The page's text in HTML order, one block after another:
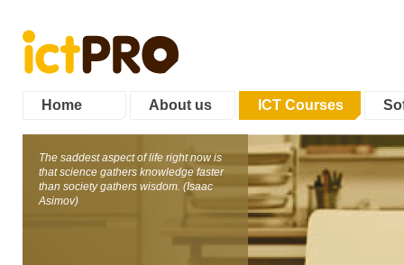
Home About us ICT Courses
The saddest aspect of life right now is
that science gathers knowledge faster
than society gathers wisdom. (Isaac
Asimov)